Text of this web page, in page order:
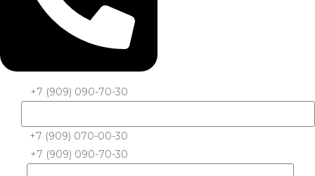
+7 (909) 090-70-30
+7 (909) 070-00-30
+7 (909) 090-70-30